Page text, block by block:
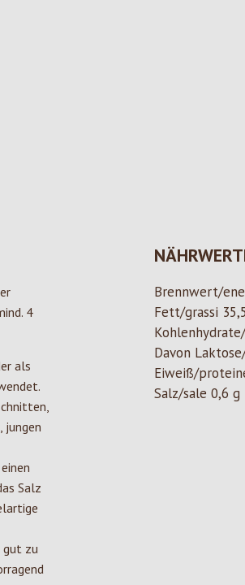
4
als
Salz
gut zu
Brennwert/
Fett/grassi
Davon
Eiweiß/
Salz/sale 0,6 g